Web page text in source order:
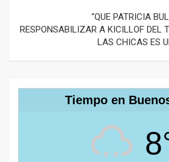
“QUE PATRICIA
RESPONSABILIZAR A KICILLOF DEL
LAS CHICAS ES
Tiempo en